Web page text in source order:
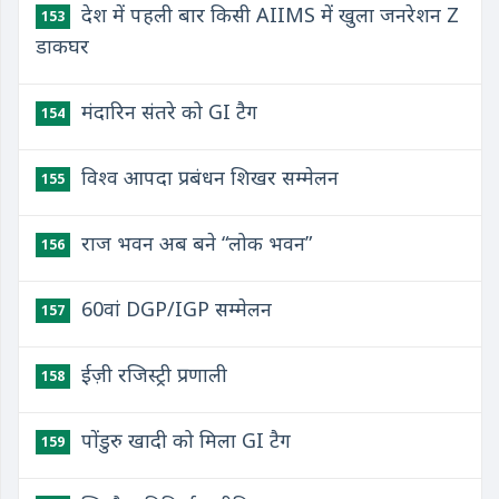
153
देश में पहली बार किसी AIIMS में खुला जनरेशन Z
डाकघर
154 मंदारिन संतरे को GI टैग
155 विश्व आपदा प्रबंधन शिखर सम्मेलन
156 राज भवन अब बने “लोक भवन”
157 60वां DGP/IGP सम्मेलन
158 ईज़ी रजिस्ट्री प्रणाली
159 पोंडुरु खादी को मिला GI टैग